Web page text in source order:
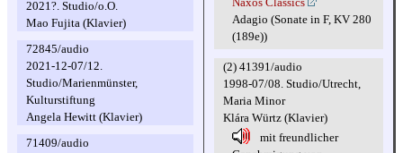
2021?. Studio/o.O.
Mao Fujita (Klavier)
72845/audio
2021-12-07/12.
Studio/Marienmünster,
Kulturstiftung
Angela Hewitt (Klavier)
71409/audio
Adagio (Sonate in F, KV 280
(189e))
(2) 41391/audio
1998-07/08. Studio/Utrecht,
Maria Minor
Klára Würtz (Klavier)
mit freundlicher